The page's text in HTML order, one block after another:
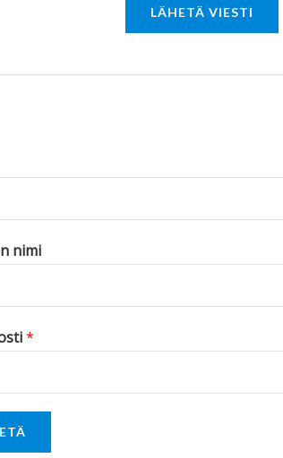
s
e
LÄHETÄ VIESTI
nimi
*